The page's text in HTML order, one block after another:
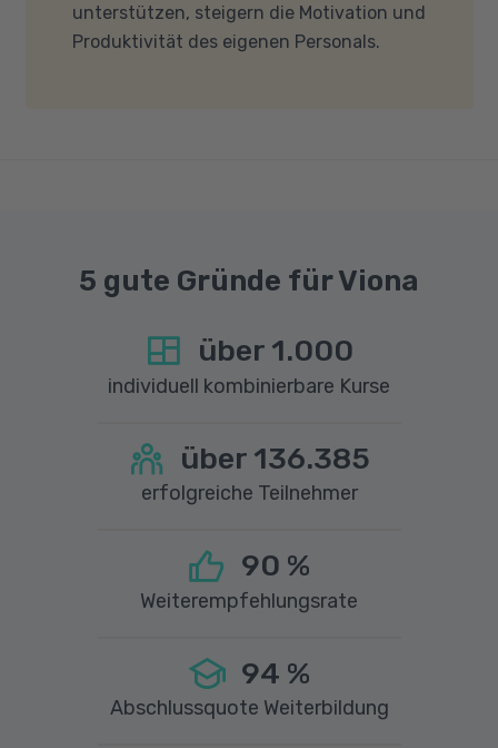
nicht blockieren. Bitte beachten Sie außerdem,
dass für eine reibungslose Übertragung eine
unterstützen, steigern die Motivation und
Produktivität des eigenen Personals.
5 gute Gründe für Viona
über 1.000
individuell kombinierbare Kurse
über 136.385
erfolgreiche Teilnehmer
90 %
Weiterempfehlungsrate
94 %
Abschlussquote Weiterbildung